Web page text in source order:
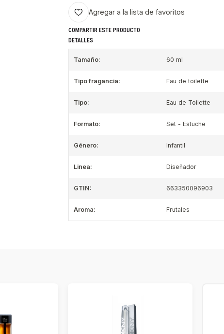
Agregar a la lista de favoritos
COMPARTIR ESTE PRODUCTO
DETALLES
Tamaño: 60 ml
Tipo fragancia: Eau de toilette
Tipo: Eau de Toilette
Formato: Set - Estuche
Género: Infantil
Linea: Diseñador
GTIN: 663350096903
Aroma: Frutales